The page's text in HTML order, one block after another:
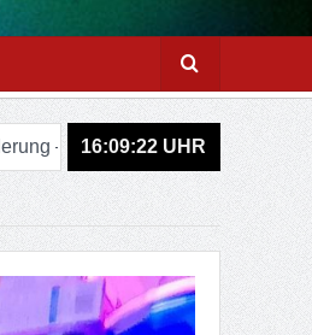
in Lindlar Figurenweg Tour 11
16:09:24 UHR